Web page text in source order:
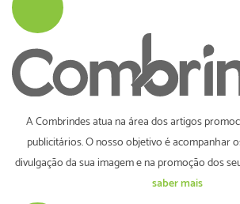
A Combrindes atua na área dos artigos
publicitários. O nosso objetivo é acompanhar
divulgação da sua imagem e na promoção dos
saber mais